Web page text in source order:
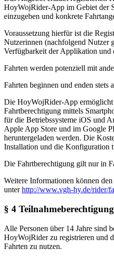
HoyWojRider-App im Gebiet der
einzugeben und konkrete
Voraussetzung hierfür ist die
Nutzerinnen (nachfolgend Nutzer
Verfügbarkeit der Applikation und
Fahrten werden potenziell mit
Fahrten beginnen und enden stets
Die HoyWojRider-App
Fahrtberechtigung mittels
für die Betriebssysteme iOS und
Apple App Store und im Google
heruntergeladen werden. Die
Installation und die Konfiguration
Die Fahrtberechtigung gilt nur in
Weitere Informationen können
unterhttp://www.vgh-hy.de/rider/
§ 4 Teilnahmeberechtigung
Alle Personen über 14 Jahre sind
HoyWojRider zu registrieren und
Fahrten zu nutzen.